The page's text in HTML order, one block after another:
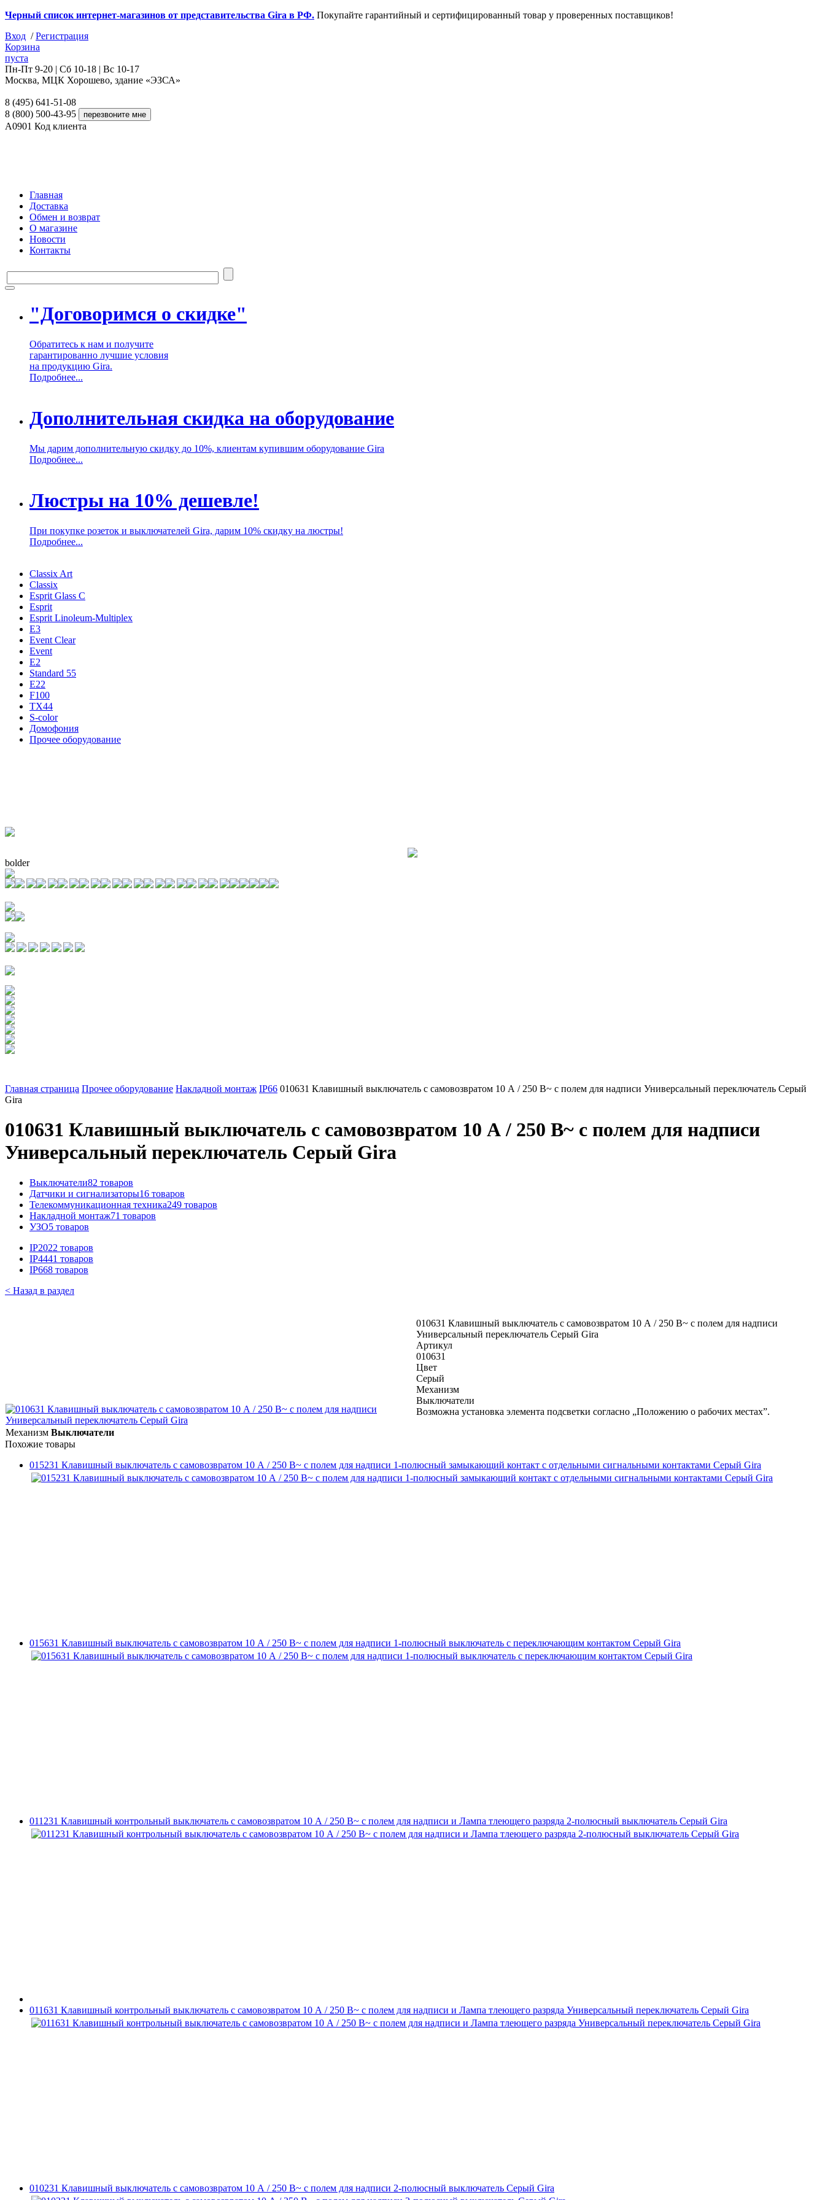
Черный список интернет-магазинов от представительства Gira в РФ. Покупайте гарантийный и сертифицированный товар у проверенных поставщиков!
Вход /Регистрация
Корзина
пуста
Пн-Пт 9-20 | Сб 10-18 | Вс 10-17
Москва, МЦК Хорошево, здание «ЭЗСА»
8 (495) 641-51-08
8 (800) 500-43-95
A0901 Код клиента
Главная
Доставка
Обмен и возврат
О магазине
Новости
Контакты
"Договоримся о скидке"
Обратитесь к нам и получите
гарантированно лучшие условия
на продукцию Gira.
Подробнее...
Дополнительная скидка на оборудование
Мы дарим дополнительную скидку до 10%, клиентам купившим оборудование Gira
Подробнее...
Люстры на 10% дешевле!
При покупке розеток и выключателей Gira, дарим 10% скидку на люстры!
Подробнее...
Classix Art
Classix
Esprit Glass C
Esprit
Esprit Linoleum-Multiplex
E3
Event Clear
Event
E2
Standard 55
E22
F100
TX44
S-color
Домофония
Прочее оборудование
bolder
Главная страница Прочее оборудование Накладной монтаж IP66 010631 Клавишный выключатель с самовозвратом 10 А / 250 В~ с полем для надписи Универсальный переключатель Серый
Gira
010631 Клавишный выключатель с самовозвратом 10 А / 250 В~ с полем для надписи
Универсальный переключатель Серый Gira
Выключатели82 товаров
Датчики и сигнализаторы16 товаров
Телекоммуникационная техника249 товаров
Накладной монтаж71 товаров
УЗО5 товаров
IP2022 товаров
IP4441 товаров
IP668 товаров
< Назад в раздел
010631 Клавишный выключатель с самовозвратом 10 А / 250 В~ с полем для надписи
Универсальный переключатель Серый Gira
Артикул
010631
Цвет
Серый
Механизм
Выключатели
Возможна установка элемента подсветки согласно „Положению о рабочих местах”.
Механизм Выключатели
Похожие товары
015231 Клавишный выключатель с самовозвратом 10 А / 250 В~ с полем для надписи 1-полюсный замыкающий контакт с отдельными сигнальными контактами Серый Gira
015631 Клавишный выключатель с самовозвратом 10 А / 250 В~ с полем для надписи 1-полюсный выключатель с переключающим контактом Серый Gira
011231 Клавишный контрольный выключатель с самовозвратом 10 А / 250 В~ с полем для надписи и Лампа тлеющего разряда 2-полюсный выключатель Серый Gira
011631 Клавишный контрольный выключатель с самовозвратом 10 А / 250 В~ с полем для надписи и Лампа тлеющего разряда Универсальный переключатель Серый Gira
010231 Клавишный выключатель с самовозвратом 10 А / 250 В~ с полем для надписи 2-полюсный выключатель Серый Gira